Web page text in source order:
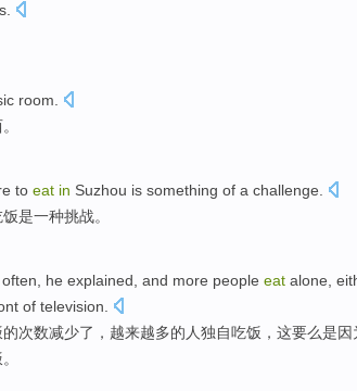
.
room
。
to eat in Suzhou is something of a challenge
是一种挑战。
often, he explained and more people eat alone ,
of television.
的次数减少了， 越来越多的 人独自吃饭，这要么是因